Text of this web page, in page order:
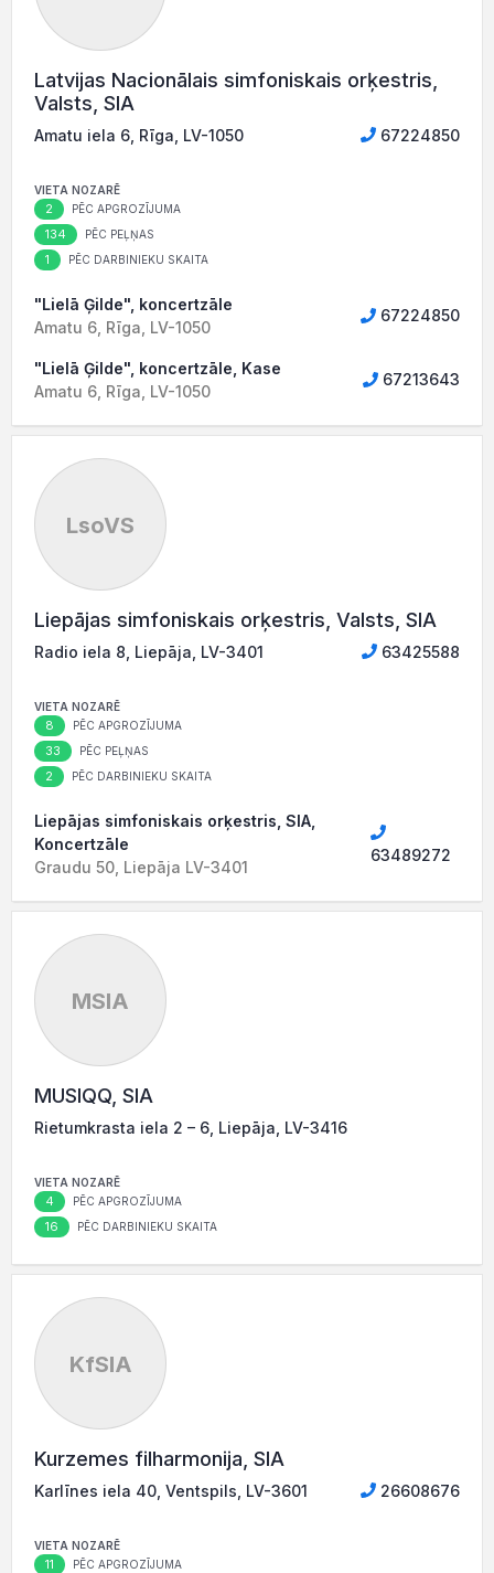
Latvijas Nacionālais simfoniskais orķestris,
Valsts, SIA
Amatu iela 6, Rīga, LV-1050 67224850
VIETA NOZARĒ
2 PĒC APGROZĪJUMA
134 PĒC PEĻŅAS
1 PĒC DARBINIEKU SKAITA
"Lielā Ģilde", koncertzāle
Amatu 6, Rīga, LV-1050
67224850
"Lielā Ģilde", koncertzāle, Kase
Amatu 6, Rīga, LV-1050
67213643
LsoVS
Liepājas simfoniskais orķestris, Valsts, SIA
Radio iela 8, Liepāja, LV-3401 63425588
VIETA NOZARĒ
8 PĒC APGROZĪJUMA
33 PĒC PEĻŅAS
2 PĒC DARBINIEKU SKAITA
Liepājas simfoniskais orķestris, SIA,
Koncertzāle
Graudu 50, Liepāja LV-3401
63489272
MSIA
MUSIQQ, SIA
Rietumkrasta iela 2 – 6, Liepāja, LV-3416
VIETA NOZARĒ
4 PĒC APGROZĪJUMA
16 PĒC DARBINIEKU SKAITA
KfSIA
Kurzemes filharmonija, SIA
Karlīnes iela 40, Ventspils, LV-3601 26608676
VIETA NOZARĒ
11 PĒC APGROZĪJUMA